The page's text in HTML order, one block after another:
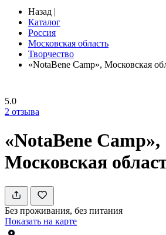
Назад |
Каталог
Россия
Московская область
Творчество
«NotaBene Camp», Московская
5.0
2 отзыва
«NotaBene Camp»,
Московская
Без проживания, без питания
Показать на карте